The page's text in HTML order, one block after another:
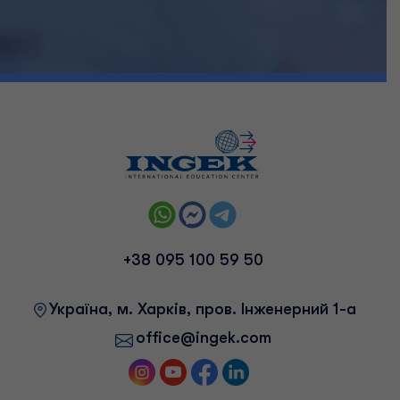
+38 095 100 59 50
Українa, м. Харків, пров. Інженерний 1-а
office@ingek.com